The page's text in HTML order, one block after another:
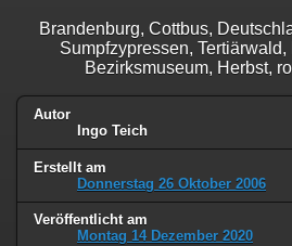
Brandenburg, Cottbus,
Sumpfzypressen,
Bezirksmuseum, Herbst,
Autor
Ingo Teich
Erstellt am
Donnerstag 26 Oktober 2006
Veröffentlicht am
Montag 14 Dezember 2020